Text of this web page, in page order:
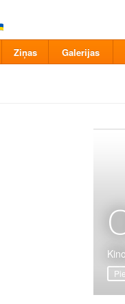
Ziņas Galerijas